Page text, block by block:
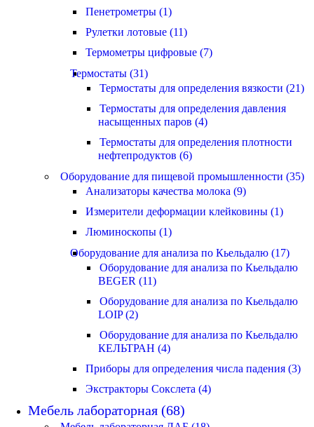
Пенетрометры (1)
Рулетки лотовые (11)
Термометры цифровые (7)
Термостаты (31)
Термостаты для определения вязкости (21)
Термостаты для определения давления
насыщенных паров (4)
Термостаты для определения плотности
нефтепродуктов (6)
Оборудование для пищевой промышленности (35)
Анализаторы качества молока (9)
Измерители деформации клейковины (1)
Люминоскопы (1)
Оборудование для анализа по Кьельдалю (17)
Оборудование для анализа по Кьельдалю
BEGER (11)
Оборудование для анализа по Кьельдалю
LOIP (2)
Оборудование для анализа по Кьельдалю
КЕЛЬТРАН (4)
Приборы для определения числа падения (3)
Экстракторы Сокслета (4)
Мебель лабораторная (68)